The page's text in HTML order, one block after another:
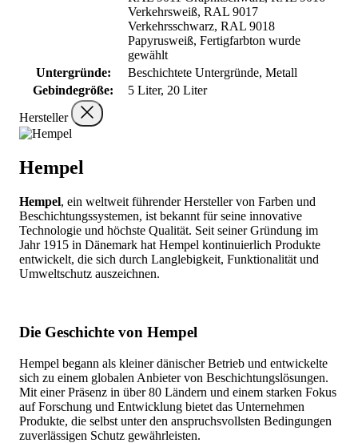
Verkehrsweiß, RAL 9017
Verkehrsschwarz, RAL 9018
Papyrusweiß, Fertigfarbton wurde
gewählt
Untergründe:
Beschichtete Untergründe, Metall
Gebindegröße:
5 Liter, 20 Liter
Hersteller
Hempel
Hempel, ein weltweit führender Hersteller von Farben und
Beschichtungssystemen, ist bekannt für seine innovative
Technologie und höchste Qualität. Seit seiner Gründung im
Jahr 1915 in Dänemark hat Hempel kontinuierlich Produkte
entwickelt, die sich durch Langlebigkeit, Funktionalität und
Umweltschutz auszeichnen.
Die Geschichte von Hempel
Hempel begann als kleiner dänischer Betrieb und entwickelte
sich zu einem globalen Anbieter von Beschichtungslösungen.
Mit einer Präsenz in über 80 Ländern und einem starken Fokus
auf Forschung und Entwicklung bietet das Unternehmen
Produkte, die selbst unter den anspruchsvollsten Bedingungen
zuverlässigen Schutz gewährleisten.